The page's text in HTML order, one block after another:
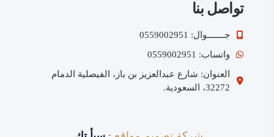
تواصل بنا
جـــــــوال: 0559002951
واتساب: 0559002951
العنوان: شارع عبدالعزيز بن باز، الفيصلية الدمام
32272، السعودية.